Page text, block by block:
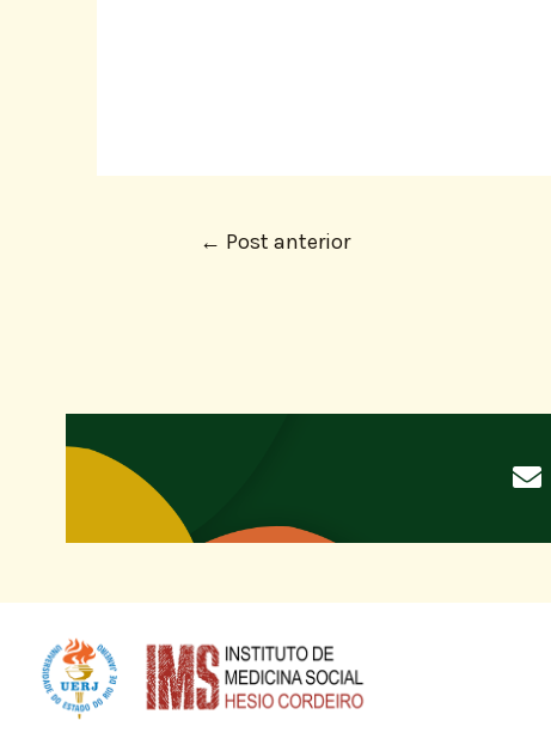
← Post anterior